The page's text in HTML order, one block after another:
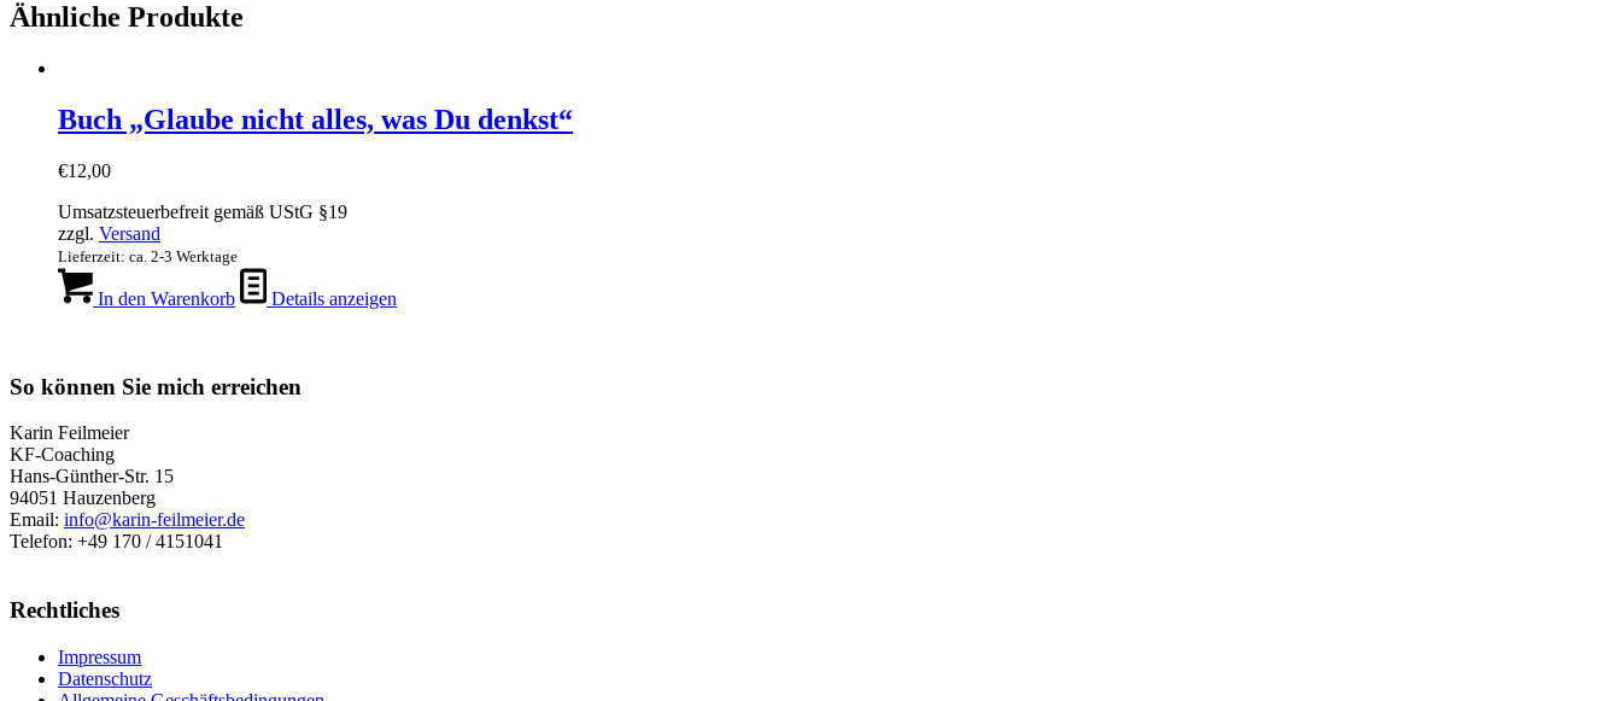
Ähnliche Produkte
Buch „Glaube nicht alles, was Du denkst“
€12,00
Umsatzsteuerbefreit gemäß UStG §19
zzgl. Versand
Lieferzeit: ca. 2-3 Werktage
In den Warenkorb Details anzeigen
So können Sie mich erreichen
Karin Feilmeier
KF-Coaching
Hans-Günther-Str. 15
94051 Hauzenberg
Email: info@karin-feilmeier.de
Telefon: +49 170 / 4151041
Rechtliches
Impressum
Datenschutz